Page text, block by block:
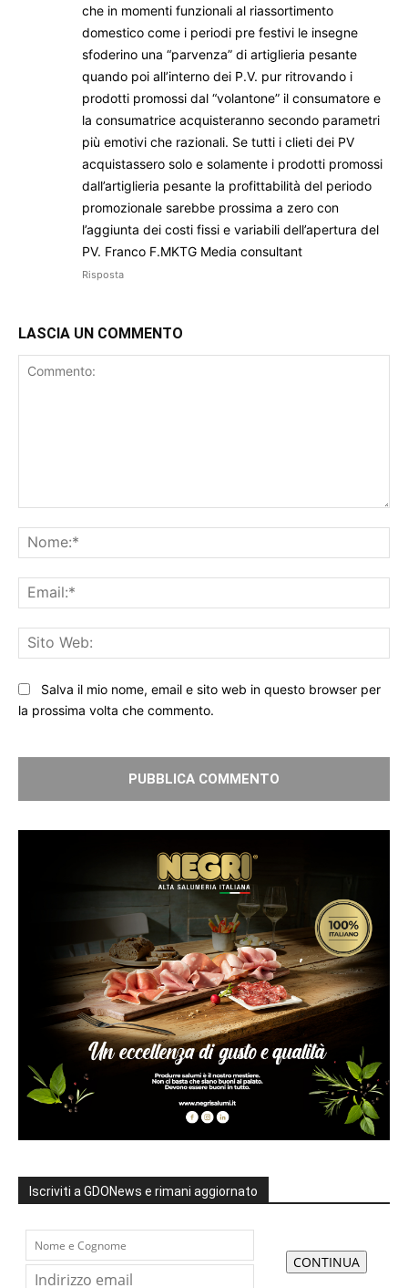
che in momenti funzionali al riassortimento
domestico come i periodi pre festivi le insegne
sfoderino una “parvenza” di artiglieria pesante
quando poi all’interno dei P.V. pur ritrovando i
prodotti promossi dal “volantone” il consumatore e
la consumatrice acquisteranno secondo parametri
più emotivi che razionali. Se tutti i clieti dei PV
acquistassero solo e solamente i prodotti promossi
dall’artiglieria pesante la profittabilità del periodo
promozionale sarebbe prossima a zero con
l’aggiunta dei costi fissi e variabili dell’apertura del
PV. Franco F.MKTG Media consultant
Risposta
LASCIA UN COMMENTO
Salva il mio nome, email e sito web in questo browser per
la prossima volta che commento.
Iscriviti a GDONews e rimani aggiornato